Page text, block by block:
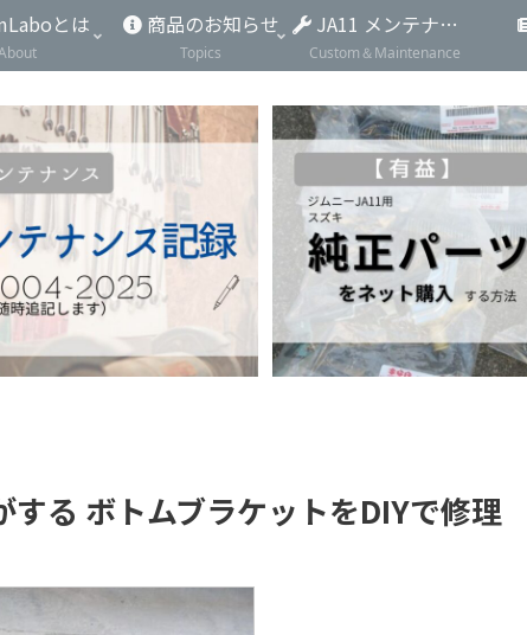
とは 商品のお知らせ
Topics
JA11 メンテナンス
Custom＆Maintenance
る ボトムブラケットをDIYで修理